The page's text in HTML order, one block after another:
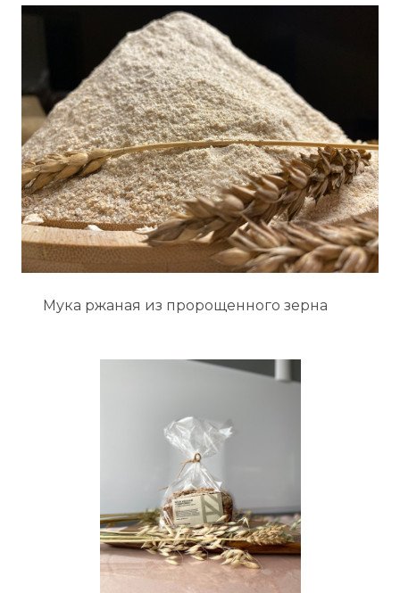
Мука ржаная из пророщенного зерна